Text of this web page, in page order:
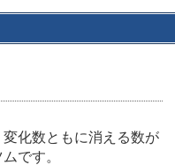
化数ともに消える数が
です。